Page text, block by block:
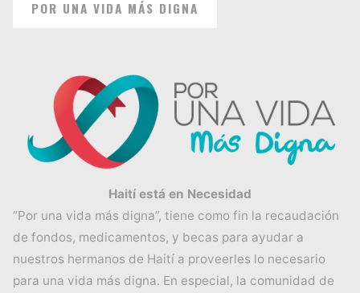
POR UNA VIDA MÁS DIGNA
Haití está en Necesidad
“Por una vida más digna”, tiene como fin la recaudación
de fondos, medicamentos, y becas para ayudar a
nuestros hermanos de Haití a proveerles lo necesario
para una vida más digna. En especial, la comunidad de